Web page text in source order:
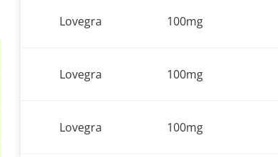
Lovegra 100mg
Lovegra 100mg
Lovegra 100mg